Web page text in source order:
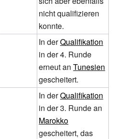
nicht qualifizieren
konnte.
In derQualifikation
in der 4. Runde
erneut anTunesien
gescheitert.
In derQualifikation
in der 3. Runde an
Marokko
gescheitert, das